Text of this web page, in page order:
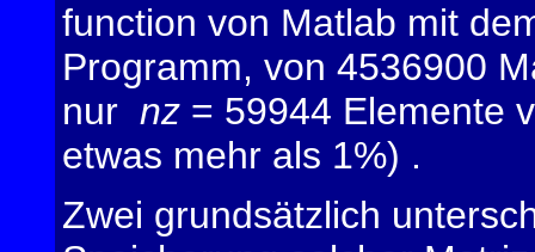
function von Matlab mit
Programm, von 4536900
nur nz= 59944 Elemente
etwas mehr als 1%) .
Zwei grundsätzlich